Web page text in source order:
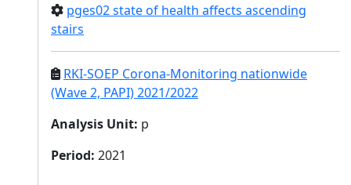
pges02 state of health affects ascending
stairs
RKI-SOEP Corona-Monitoring nationwide
(Wave 2, PAPI) 2021/2022
Analysis Unit: p
Period: 2021